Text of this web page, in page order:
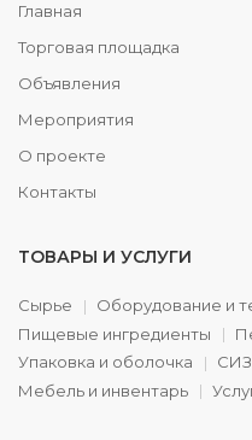
Главная
Торговая площадка
Объявления
Мероприятия
О проекте
Контакты
ТОВАРЫ И УСЛУГИ
Сырье
Оборудование и
Пищевые ингредиенты
Упаковка и оболочка
СИЗ
Мебель и инвентарь